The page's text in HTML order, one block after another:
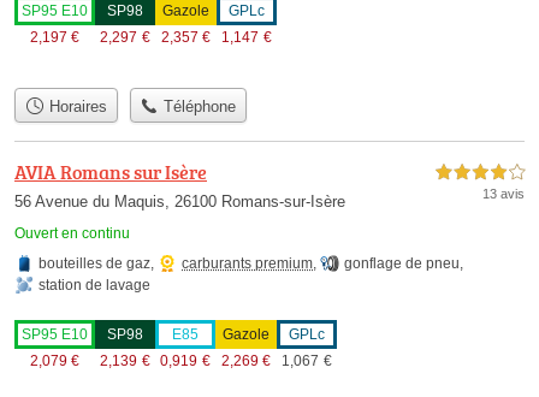
SP95 E10
2,197 €
SP98
2,297 €
Gazole
2,357 €
GPLc
1,147 €
Horaires Téléphone
AVIA Romans sur Isère
56 Avenue du Maquis, 26100 Romans-sur-Isère
Ouvert en continu
4,0 étoiles sur 5
13 avis
bouteilles de gaz carburants premium gonflage de pneu
station de lavage
SP95 E10
2,079 €
SP98
2,139 €
E85
0,919 €
Gazole
2,269 €
GPLc
1,067 €